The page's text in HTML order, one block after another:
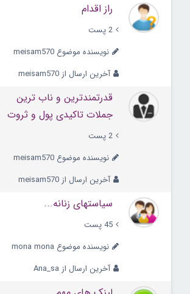
راز اقدام
2 پست
نویسنده موضوع meisam570
آخرین ارسال از meisam570
قدرتمندترین و ناب ترین
جملات تاکیدی پول و ثروت
2 پست
نویسنده موضوع meisam570
آخرین ارسال از meisam570
سیاستهای زنانه...
45 پست
نویسنده موضوع mona mona
آخرین ارسال از Ana_sa